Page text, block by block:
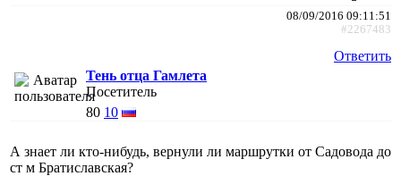
08/09/2016 09:11:51
#2267483
Ответить
Тень отца Гамлета
Посетитель
80 10
А знает ли кто-нибудь, вернули ли маршрутки от Садовода до
ст м Братиславская?